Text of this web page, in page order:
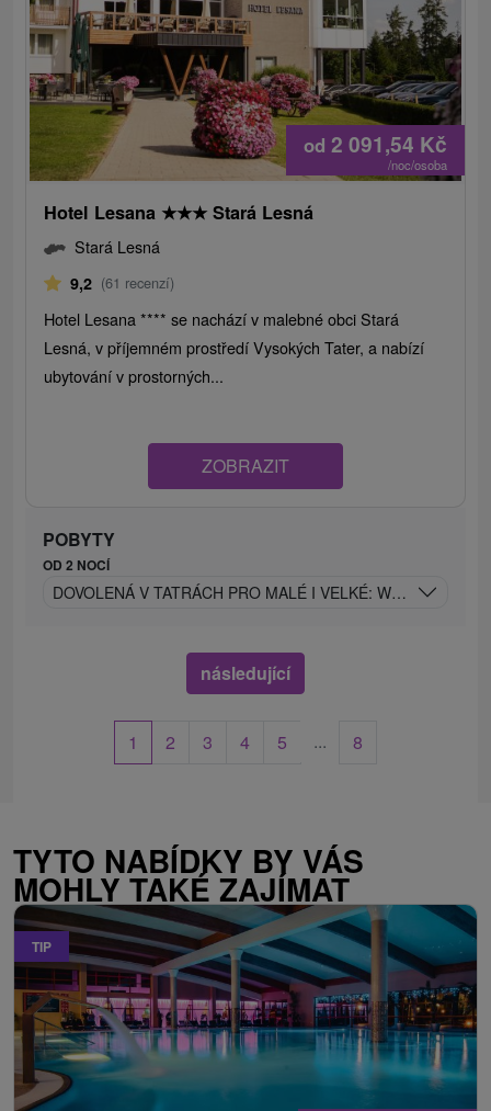
od 2 091,54 Kč
/noc/osoba
Hotel Lesana ★★★ Stará Lesná
Stará Lesná
9,2 (61 recenzí)
Hotel Lesana **** se nachází v malebné obci Stará
Lesná, v příjemném prostředí Vysokých Tater, a nabízí
ubytování v prostorných...
ZOBRAZIT
POBYTY
OD 2 NOCÍ
DOVOLENÁ V TATRÁCH PRO MALÉ I VELKÉ: WELLNESS &
následující
1 2 3 4 5 ... 8
TYTO NABÍDKY BY VÁS
MOHLY TAKÉ ZAJÍMAT
TIP